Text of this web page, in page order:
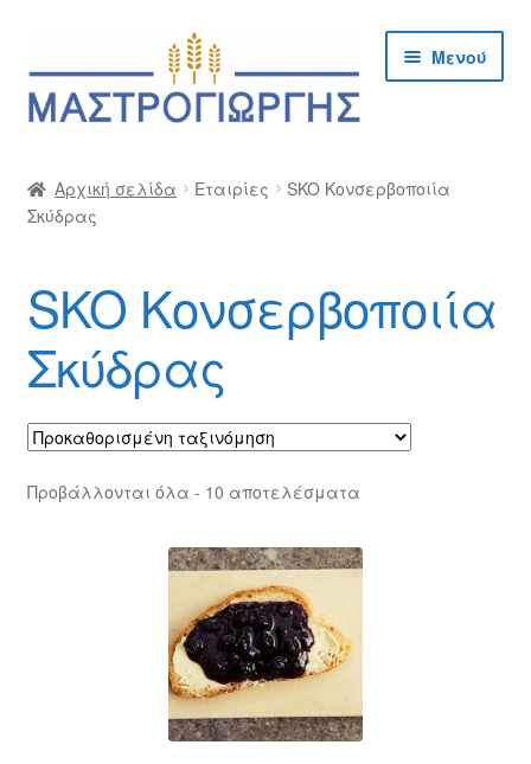
μετάβαση
στην
σε
περιεχόμενο
Μενού
Cargo Kalymnos – Cargo Κάλυμνος
Δημιουργία Λογαριασμού Χονδρικής
Επικοινωνία
Ο λογαριασμός μου
Αρχική σελίδα Εταιρίες
SKO Κονσερβοποιία
Σκύδρας
SKO Κονσερβοποιία
Σκύδρας
Προβάλλονται όλα - 10 αποτελέσματα